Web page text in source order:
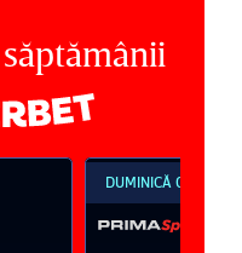
DUMINICĂ 09 AUG,